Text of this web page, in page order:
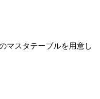
マスタテーブルを用意し